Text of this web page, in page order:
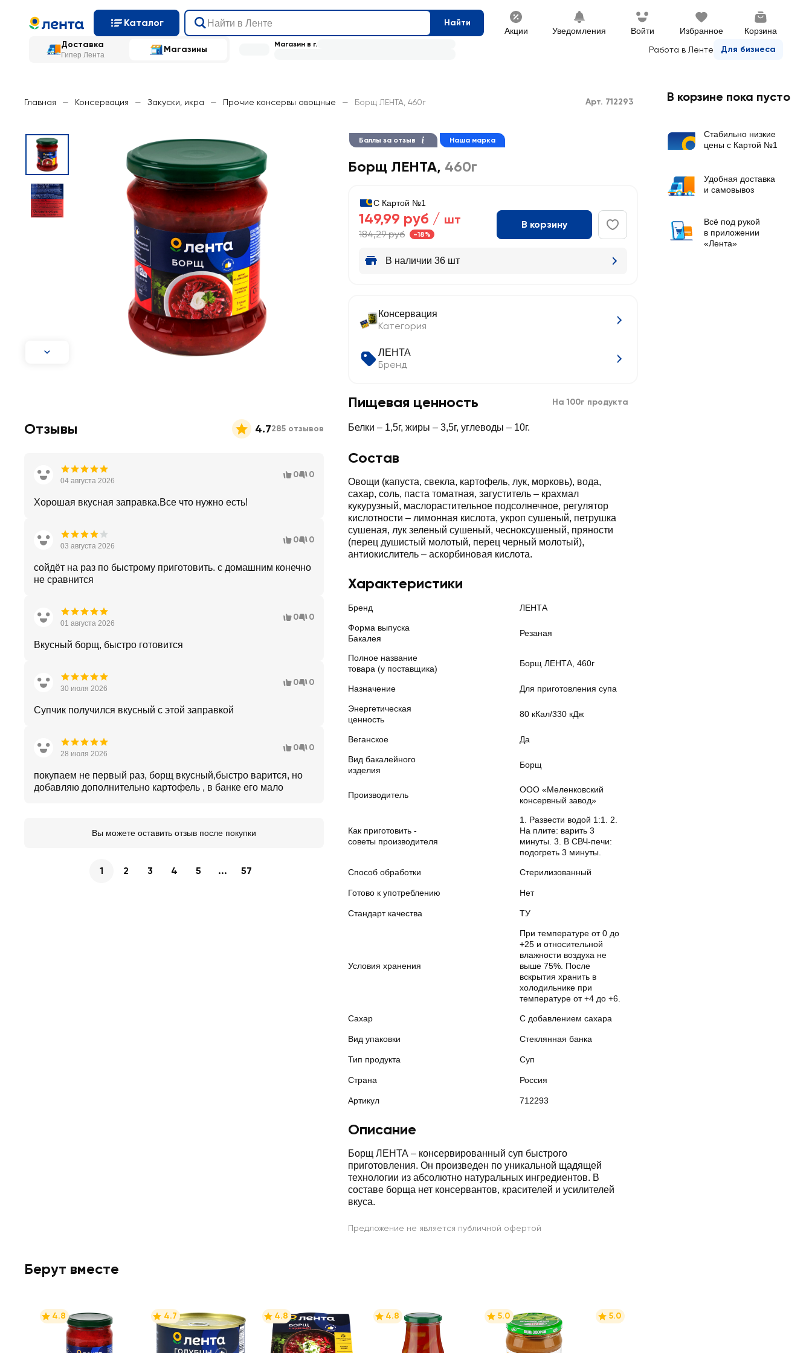
Каталог Найти
Акции Уведомления Войти Избранное Корзина
Доставка
Гипер Лента
Магазины Работа в Ленте Для бизнеса
Магазин в г.
Главная — Консервация — Закуски, икра — Прочие консервы овощные — Борщ ЛЕНТА, 460г Арт. 712293
Баллы за отзыв Наша марка
Борщ ЛЕНТА, 460г
С Картой №1
149,99 руб / шт
184,29 руб -18%
В корзину
В наличии 36 шт
Консервация
Категория
ЛЕНТА
Бренд
Пищевая ценность На 100г продукта
Белки – 1,5г, жиры – 3,5г, углеводы – 10г.
Состав
Овощи (капуста, свекла, картофель, лук, морковь), вода,
сахар, соль, паста томатная, загуститель – крахмал
кукурузный, маслорастительное подсолнечное, регулятор
кислотности – лимонная кислота, укроп сушеный, петрушка
сушеная, лук зеленый сушеный, чесноксушеный, пряности
(перец душистый молотый, перец черный молотый),
антиокислитель – аскорбиновая кислота.
Характеристики
Бренд ЛЕНТА
Форма выпуска
Бакалея
Резаная
Полное название
товара (у поставщика)
Борщ ЛЕНТА, 460г
Назначение Для приготовления супа
Энергетическая
ценность
80 кКал/330 кДж
Веганское Да
Вид бакалейного
изделия
Борщ
Производитель
ООО «Меленковский
консервный завод»
Как приготовить -
советы производителя
1. Развести водой 1:1. 2.
На плите: варить 3
минуты. 3. В СВЧ-печи:
подогреть 3 минуты.
Способ обработки Стерилизованный
Готово к употреблению Нет
Стандарт качества ТУ
Условия хранения
При температуре от 0 до
+25 и относительной
влажности воздуха не
выше 75%. После
вскрытия хранить в
холодильнике при
температуре от +4 до +6.
Сахар С добавлением сахара
Вид упаковки Стеклянная банка
Тип продукта Суп
Страна Россия
Артикул 712293
Описание
Борщ ЛЕНТА – консервированный суп быстрого
приготовления. Он произведен по уникальной щадящей
технологии из абсолютно натуральных ингредиентов. В
составе борща нет консервантов, красителей и усилителей
вкуса.
Предложение не является публичной офертой
Отзывы 4.7285 отзывов
04 августа 2026
0 0
Хорошая вкусная заправка.Все что нужно есть!
03 августа 2026
0 0
сойдёт на раз по быстрому приготовить. с домашним конечно
не сравнится
01 августа 2026
0 0
Вкусный борщ, быстро готовится
30 июля 2026
0 0
Супчик получился вкусный с этой заправкой
28 июля 2026
0 0
покупаем не первый раз, борщ вкусный,быстро варится, но
добавляю дополнительно картофель , в банке его мало
Вы можете оставить отзыв после покупки
1 2 3 4 5 ... 57
Берут вместе
4.8 4.7 4.8 4.8 5.0 5.0
В корзине пока пусто
Стабильно низкие
цены с Картой №1
Удобная доставка
и самовывоз
Всё под рукой
в приложении
«Лента»